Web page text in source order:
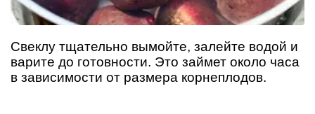
Свеклу тщательно вымойте, залейте водой и
варите до готовности. Это займет около часа
в зависимости от размера корнеплодов.